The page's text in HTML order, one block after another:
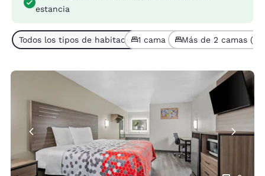
estancia
Todos los tipos de habitaciones (2)
1 cama (1) Más de 2 camas (1)